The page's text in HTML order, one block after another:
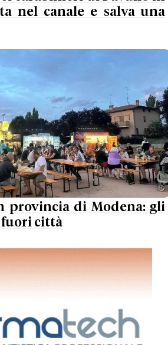
nel canale e salva una
provincia di Modena: gli
città